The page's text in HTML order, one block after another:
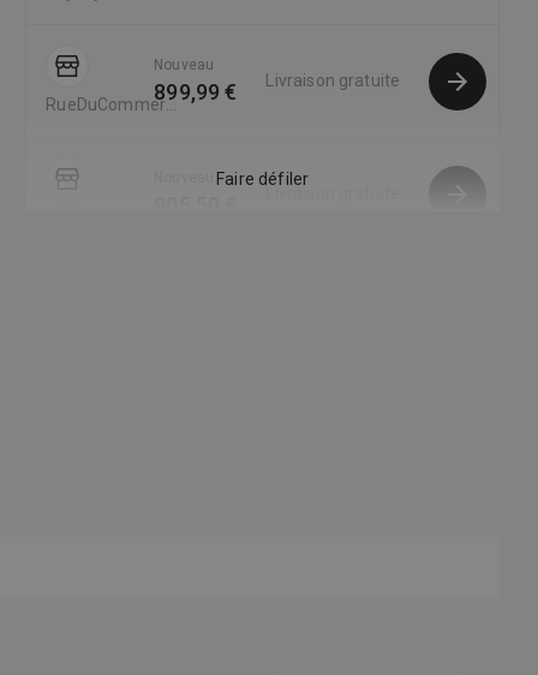
RueDuCommerce
Nouveau
899,99 € Livraison gratuite
Faire défiler